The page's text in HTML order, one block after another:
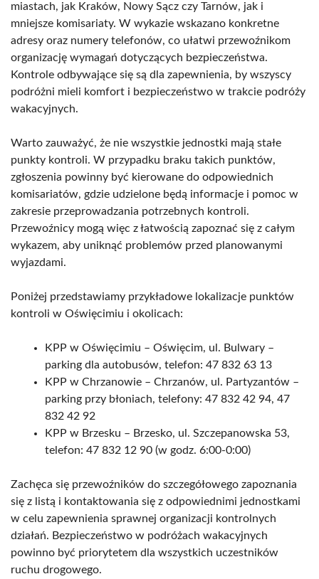
miastach, jak Kraków, Nowy Sącz czy Tarnów, jak i
mniejsze komisariaty. W wykazie wskazano konkretne
adresy oraz numery telefonów, co ułatwi przewoźnikom
organizację wymagań dotyczących bezpieczeństwa.
Kontrole odbywające się są dla zapewnienia, by wszyscy
podróżni mieli komfort i bezpieczeństwo w trakcie podróży
wakacyjnych.
Warto zauważyć, że nie wszystkie jednostki mają stałe
punkty kontroli. W przypadku braku takich punktów,
zgłoszenia powinny być kierowane do odpowiednich
komisariatów, gdzie udzielone będą informacje i pomoc w
zakresie przeprowadzania potrzebnych kontroli.
Przewoźnicy mogą więc z łatwością zapoznać się z całym
wykazem, aby uniknąć problemów przed planowanymi
wyjazdami.
Poniżej przedstawiamy przykładowe lokalizacje punktów
kontroli w Oświęcimiu i okolicach:
KPP w Oświęcimiu – Oświęcim, ul. Bulwary –
parking dla autobusów, telefon: 47 832 63 13
KPP w Chrzanowie – Chrzanów, ul. Partyzantów –
parking przy błoniach, telefony: 47 832 42 94, 47
832 42 92
KPP w Brzesku – Brzesko, ul. Szczepanowska 53,
telefon: 47 832 12 90 (w godz. 6:00-0:00)
Zachęca się przewoźników do szczegółowego zapoznania
się z listą i kontaktowania się z odpowiednimi jednostkami
w celu zapewnienia sprawnej organizacji kontrolnych
działań. Bezpieczeństwo w podróżach wakacyjnych
powinno być priorytetem dla wszystkich uczestników
ruchu drogowego.